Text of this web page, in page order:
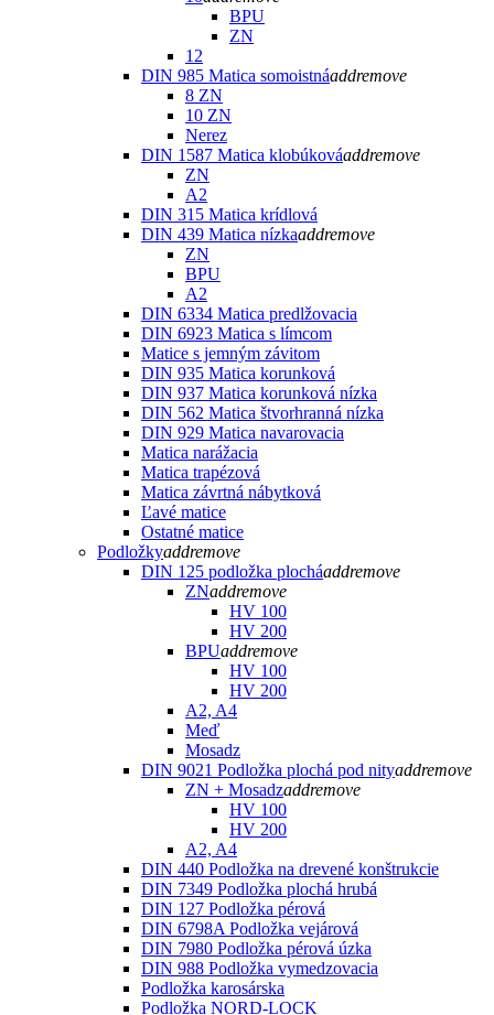
BPU
ZN
12
DIN 985 Matica somoistnáaddremove
8 ZN
10 ZN
Nerez
DIN 1587 Matica klobúkováaddremove
ZN
A2
DIN 315 Matica krídlová
DIN 439 Matica nízkaaddremove
ZN
BPU
A2
DIN 6334 Matica predlžovacia
DIN 6923 Matica s límcom
Matice s jemným závitom
DIN 935 Matica korunková
DIN 937 Matica korunková nízka
DIN 562 Matica štvorhranná nízka
DIN 929 Matica navarovacia
Matica narážacia
Matica trapézová
Matica závrtná nábytková
Ľavé matice
Ostatné matice
Podložkyaddremove
DIN 125 podložka plocháaddremove
ZNaddremove
HV 100
HV 200
BPUaddremove
HV 100
HV 200
A2, A4
Meď
Mosadz
DIN 9021 Podložka plochá pod nityaddremove
ZN + Mosadzaddremove
HV 100
HV 200
A2, A4
DIN 440 Podložka na drevené konštrukcie
DIN 7349 Podložka plochá hrubá
DIN 127 Podložka pérová
DIN 6798A Podložka vejárová
DIN 7980 Podložka pérová úzka
DIN 988 Podložka vymedzovacia
Podložka karosárska
Podložka NORD-LOCK